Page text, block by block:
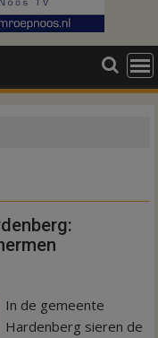
In de gemeente
Hardenberg sieren de